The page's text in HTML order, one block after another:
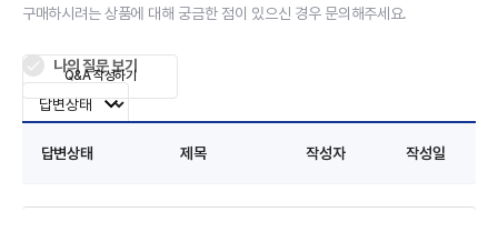
구매하시려는 상품에 대해 궁금한 점이 있으신 경우 문의해주세요.
나의 질문 보기
답변상태 제목 작성자 작성일
Q&A 작성하기